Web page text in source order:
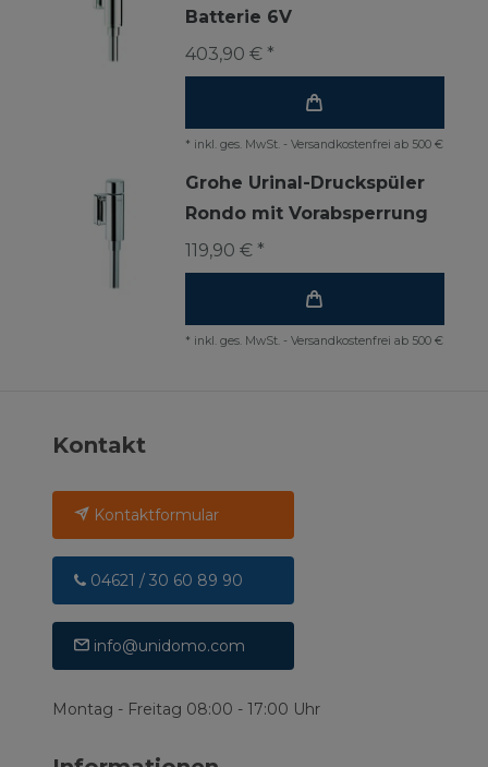
Batterie 6V
403,90 € *
* inkl. ges. MwSt. - Versandkostenfrei ab 500 €
Grohe Urinal-Druckspüler
Rondo mit Vorabsperrung
119,90 € *
* inkl. ges. MwSt. - Versandkostenfrei ab 500 €
Kontakt
Kontaktformular
04621 / 30 60 89 90
info@unidomo.com
Montag - Freitag 08:00 - 17:00 Uhr